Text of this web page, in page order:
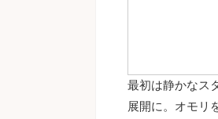
最初は静かなス
展開に。オモリ